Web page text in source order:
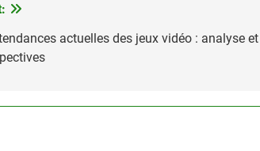
actuelles des jeux vidéo : analyse et